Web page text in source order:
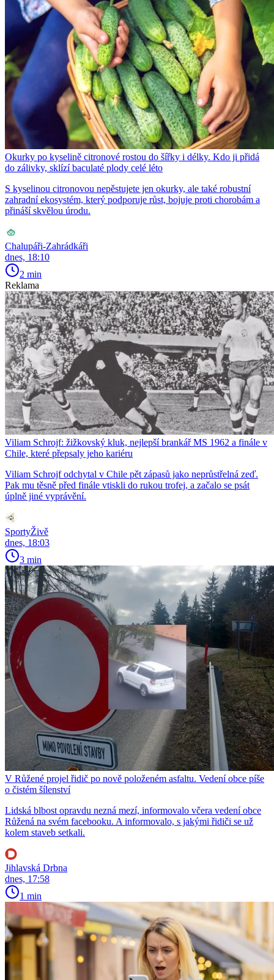
Okurky po kyselině citronové rostou do šířky i délky. Kdo ji přidá
do zálivky, sklízí baculaté plody celé léto
S kyselinou citronovou nepěstujete jen okurky, ale také robustní
zahradní ekosystém, který podporuje růst, bojuje proti chorobám a
přináší skvělou úrodu.
Chalupáři-Zahrádkáři
dnes, 18:10
2 min
Reklama
Viliam Schrojf: žižkovský kluk, nejlepší brankář MS 1962 a finále v
Chile, které přepsaly jeho kariéru
Viliam Schrojf odchytal v Chile pět zápasů jako neprůstřelná zeď.
Pak mu těsně před finále vtiskli do rukou trofej, a začalo se psát
úplně jiné vyprávění.
SportyŽivě
dnes, 18:03
3 min
V Růžené projel řidič po nově položeném asfaltu. Vedení obce píše
o čistém šílenství
Lidská blbost opravdu nezná mezí, informovalo včera vedení obce
Růžená na svém facebooku. A informovalo, s jakými řidiči se už
kolem staveb setkali.
Jihlavská Drbna
dnes, 17:58
1 min